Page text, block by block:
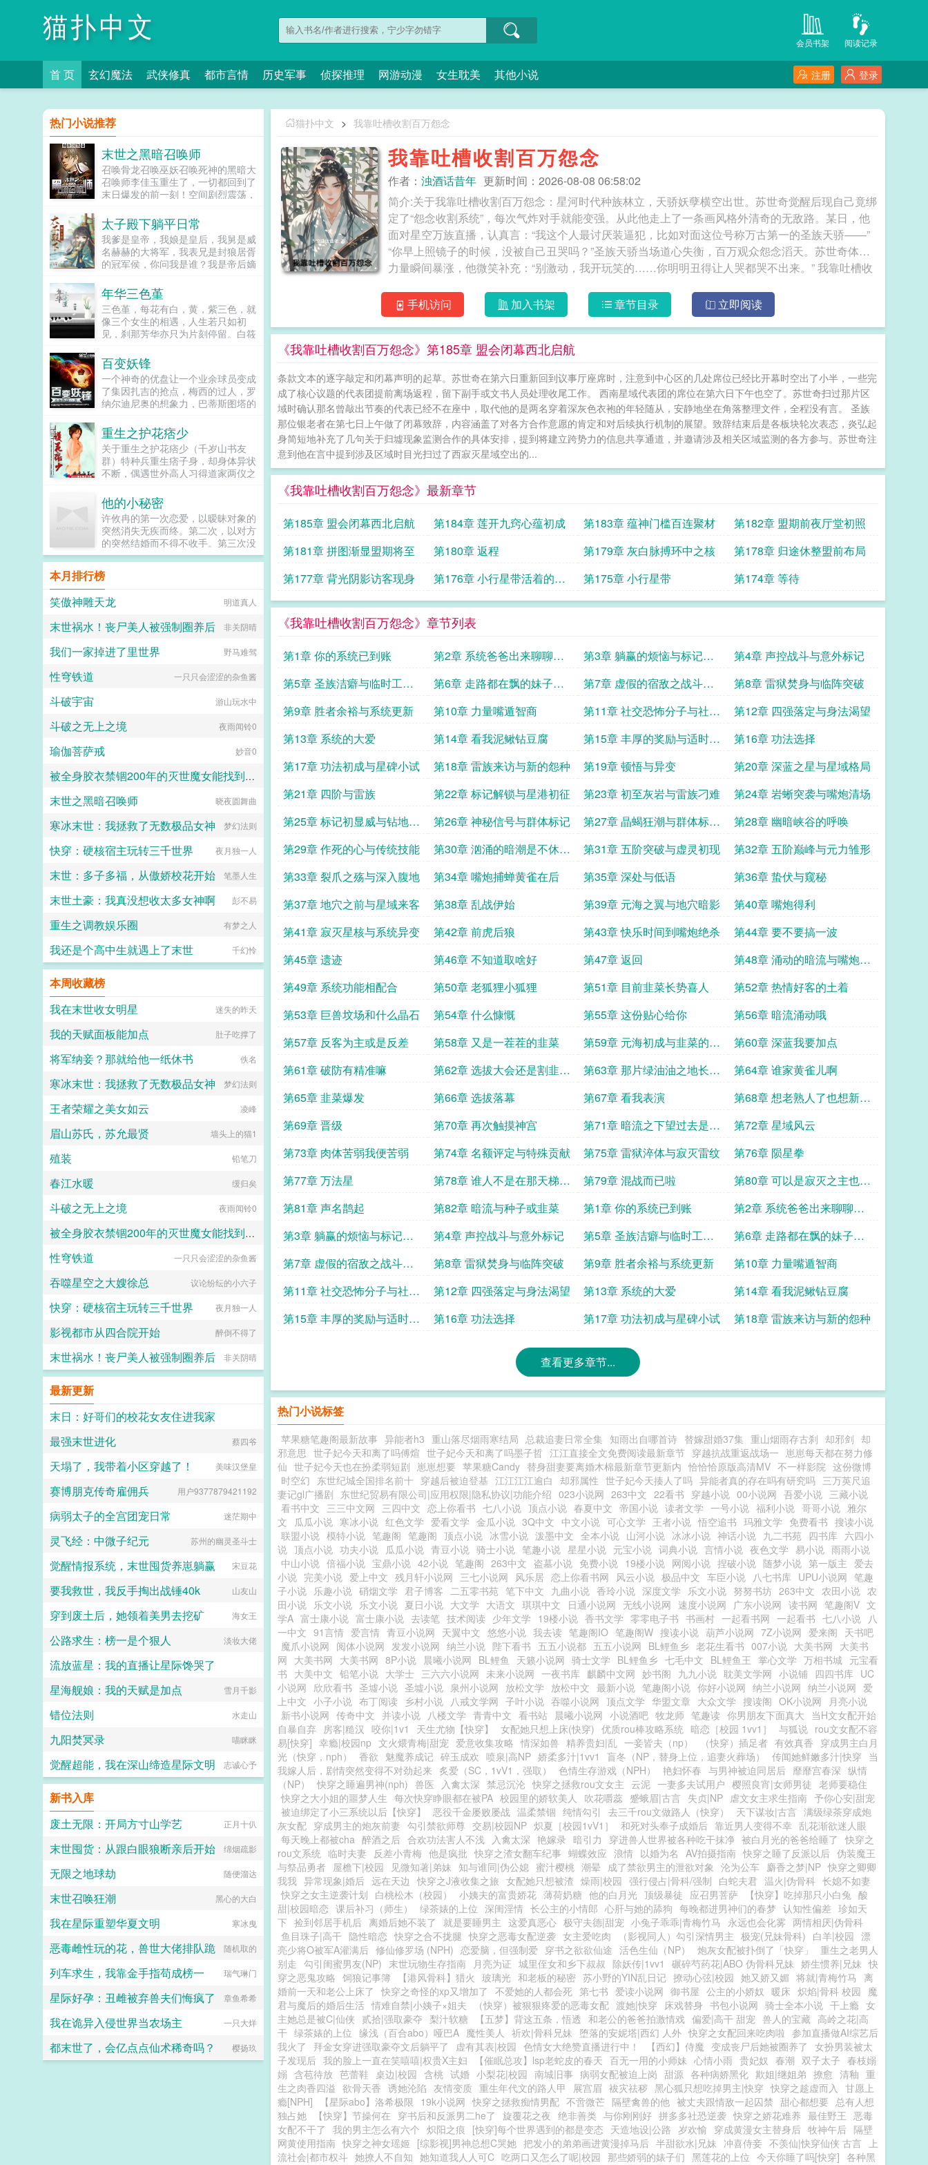
猫扑中文 阅读记录
会员书架
首 页 玄幻魔法 武侠修真 都市言情 历史军事 侦探推理 网游动漫 女生耽美 其他小说 登录
注册
猫扑中文 > 我靠吐槽收割百万怨念
我靠吐槽收割百万怨念
作者： 浊酒话昔年 更新时间：2026-08-08 06:58:02
简介:关于我靠吐槽收割百万怨念：星河时代种族林立，天骄妖孽横空出世。苏世奇觉醒后现自己竟绑
定了“怨念收割系统”，每次气炸对手就能变强。从此他走上了一条画风格外清奇的无敌路。某日，他
面对星空万族直播，认真言：“我这个人最讨厌装逼犯，比如对面这位号称万古第一的圣族天骄——”
“你早上照镜子的时候，没被自己丑哭吗？”圣族天骄当场道心失衡，百万观众怨念滔天。苏世奇体内
力量瞬间暴涨，他微笑补充：“别激动，我开玩笑的……你明明丑得让人哭都哭不出来。” 我靠吐槽收
手机访问
加入书架 章节目录 立即阅读
《我靠吐槽收割百万怨念》第185章 盟会闭幕西北启航
条款文本的逐字敲定和闭幕声明的起草。苏世奇在第六日重新回到议事厅座席时，注意到中心区的几处席位已经比开幕时空出了小半，一些完
成了核心议题的代表团提前离场返程，留下副手或文书人员处理收尾工作。 西南星域代表团的席位在第六日下午也空了。苏世奇扫过那片区
域时确认那名曾敲出节奏的代表已经不在座中，取代他的是两名穿着深灰色衣袍的年轻随从，安静地坐在角落整理文件，全程没有言。 圣族
那位银老者在第七日上午做了闭幕致辞，内容涵盖了对各方合作意愿的肯定和对后续执行机制的展望。致辞结束后是各板块轮次表态，炎弘起
身简短地补充了几句关于归墟现象监测合作的具体安排，提到将建立跨势力的信息共享通道，并邀请涉及相关区域监测的各方参与。苏世奇注
意到他在言中提到涉及区域时目光扫过了西寂灭星域空出的...
《我靠吐槽收割百万怨念》最新章节
第185章 盟会闭幕西北启航 第184章 莲开九窍心蕴初成 第183章 蕴神门槛百连聚材
第182章 盟期前夜厅堂初照
第181章 拼图渐显盟期将至
第180章 返程 第179章 灰白脉搏环中之核
第178章 归途休整盟前布局
第177章 背光阴影访客现身
第176章 小行星带活着的节
点
第175章 小行星带 第174章 等待
《我靠吐槽收割百万怨念》章节列表
第1章 你的系统已到账
第2章 系统爸爸出来聊聊人
生啊
第3章 躺赢的烦恼与标记初
体验
第4章 声控战斗与意外标记
第5章 圣族洁癖与临时工狂
喜
第6章 走路都在飘的妹子起
来重睡
第7章 虚假的宿敌之战斗嘲
讽
第8章 雷狱焚身与临阵突破
第9章 胜者余裕与系统更新
第10章 力量嘴遁智商
第11章 社交恐怖分子与社交
恐惧
第12章 四强落定与身法渴望
第13章 系统的大爱
第14章 看我泥鳅钻豆腐
第15章 丰厚的奖励与适时的
野望
第16章 功法选择
第17章 功法初成与星碑小试
第18章 雷族来访与新的怨种 第19章 顿悟与异变
第20章 深蓝之星与星域格局
第21章 四阶与雷族
第22章 标记解锁与星港初征 第23章 初至灰岩与雷族刁难
第24章 岩蜥突袭与嘴炮清场
第25章 标记初显威与钻地狂
魔
第26章 神秘信号与群体标记
第27章 晶蝎狂潮与群体标记
初显威
第28章 幽暗峡谷的呼唤
第29章 作死的心与传统技能
第30章 汹涌的暗潮是不休的
野望
第31章 五阶突破与虚灵初现
第32章 五阶巅峰与元力雏形
第33章 裂爪之殇与深入腹地
第34章 嘴炮捕蝉黄雀在后 第35章 深处与低语
第36章 蛰伏与窥秘
第37章 地穴之前与星域来客
第38章 乱战伊始 第39章 元海之翼与地穴暗影
第40章 嘴炮得利
第41章 寂灭星核与系统异变
第42章 前虎后狼 第43章 快乐时间到嘴炮绝杀
第44章 要不要搞一波
第45章 遗迹
第46章 不知道取啥好 第47章 返回
第48章 涌动的暗流与嘴炮的
期待
第49章 系统功能相配合 第50章 老狐狸小狐狸 第51章 目前韭菜长势喜人
第52章 热情好客的土着
第53章 巨兽坟场和什么晶石
第54章 什么慷慨 第55章 这份贴心给你
第56章 暗流涌动哦
第57章 反客为主或是反差
第58章 又是一茬茬的韭菜
第59章 元海初成与韭菜的自
我修养
第60章 深蓝我要加点
第61章 破防有精准嘛
第62章 选拔大会还是割韭菜
大会
第63章 那片绿油油之地长势
不错
第64章 谁家黄雀儿啊
第65章 韭菜爆发
第66章 选拔落幕 第67章 看我表演
第68章 想老熟人了也想新的
韭菜
第69章 晋级 第70章 再次触摸神宫
第71章 暗流之下望过去是一
片片的韭菜
第72章 星域风云
第73章 肉体苦弱我便苦弱
第74章 名额评定与特殊贡献 第75章 雷狱淬体与寂灭雷纹
第76章 陨星拳
第77章 万法星
第78章 谁人不是在那天梯上
行走
第79章 混战而已啦
第80章 可以是寂灭之主也可
以是星海之主
第81章 声名鹊起 第82章 暗流与种子或韭菜 第1章 你的系统已到账
第2章 系统爸爸出来聊聊人
生啊
第3章 躺赢的烦恼与标记初
体验
第4章 声控战斗与意外标记
第5章 圣族洁癖与临时工狂
喜
第6章 走路都在飘的妹子起
来重睡
第7章 虚假的宿敌之战斗嘲
讽
第8章 雷狱焚身与临阵突破 第9章 胜者余裕与系统更新
第10章 力量嘴遁智商
第11章 社交恐怖分子与社交
恐惧
第12章 四强落定与身法渴望 第13章 系统的大爱
第14章 看我泥鳅钻豆腐
第15章 丰厚的奖励与适时的
第16章 功法选择 第17章 功法初成与星碑小试 第18章 雷族来访与新的怨种
查看更多章节...
热门小说标签
苹果糖笔趣阁最新故事 异能者h3 重山落尽烟雨寒结局 总裁追妻日常全集 知雨出自哪首诗 替嫁甜婚37集 重山烟雨存古刹 却邪剑 却
邪意思 世子妃今天和离了吗傅煊 世子妃今天和离了吗墨子哲 江江直接全文免费阅读最新章节 穿越抗战重返战场一 崽崽每天都在努力修
仙 世子妃今天也在扮柔弱短剧 崽崽想要 苹果糖Candy 替身甜妻要离婚木棉最新章节更新内 恰恰恰原版高清MV 不一样影院 这份微博
时空幻 东世纪城全国排名前十 穿越后被迫登基 江江江江逾白 却邪属性 世子妃今天揍人了吗 异能者真的存在吗有研究吗 三万英尺追
妻记gl广播剧 东世纪贸易有限公司|应用权限|隐私协议|功能介绍 023小说网 263中文 22看书 穿越小说 00小说网 吾爱小说 三藏小说
看书中文 三三中文网 三四中文 恋上你看书 七八小说 顶点小说 春夏中文 帝国小说 读者文学 一号小说 福利小说 哥哥小说 雅尔
文
瓜瓜小说 寒冰小说 红色文学 爱看文学 金瓜小说 3Q中文 中文小说 可心文学 王者小说 悟空追书 玛雅文学 免费看书 搜读小说
联盟小说 模特小说 笔趣阁 笔趣阁 顶点小说 冰雪小说 泼墨中文 全本小说 山河小说 冰冰小说 神话小说 九二书苑 四书库 六四小
说 顶点小说 功夫小说 瓜瓜小说 青豆小说 骑士小说 笔趣小说 星星小说 元宝小说 词典小说 言情小说 夜色文学 易小说 雨雨小说
中山小说 倍福小说 宝鼎小说 42小说 笔趣阁 263中文 盗墓小说 免费小说 19楼小说 网阅小说 捏破小说 随梦小说 第一版主 爱去
小说 完美小说 爱上中文 残月轩小说网 三七小说网 风乐居 恋上你看书网 风云小说 极品中文 车臣小说 八七书库 UPU小说网 笔趣
子小说 乐趣小说 硝烟文学 君子博客 二五零书苑 笔下中文 九曲小说 香玲小说 深度文学 乐文小说 努努书坊 263中文 农田小说 农
田小说 乐文小说 乐文小说 夏日小说 大文学 大语文 琪琪中文 日通小说网 无线小说网 速度小说网 广东小说网 读书网 笔趣阁V 文
学A 富士康小说 富士康小说 去读笔 技术阅读 少年文学 19楼小说 香书文学 零零电子书 书画村 一起看书网 一起看书 七八小说 八
一中文 91言情 爱言情 青豆小说网 天翼中文 悠悠小说 我去读 笔趣阁IO 笔趣阁W 搜读小说 葫芦小说网 7Z小说网 爱来阁 天书吧
魔爪小说网 阅体小说网 发发小说网 纳兰小说 陛下看书 五五小说都 五五小说网 BL鲤鱼乡 老花生看书 007小说 大美书网 大美书
网 大美书网 大美书网 8P小说 晨曦小说网 BL鲤鱼 天籁小说网 骑士文学 BL鲤鱼乡 七毛中文 BL鲤鱼王 掌心文学 万相书城 元宝看
书 大美中文 铅笔小说 大学士 三六六小说网 未来小说网 一夜书库 麒麟中文网 妙书阁 九九小说 耽美文学网 小说铺 四四书库 UC
小说网 欣欣看书 圣墟小说 圣墟小说 泉州小说网 放松文学 放松中文 最新小说 笔趣阁小说 你好小说网 纳兰小说网 纳兰小说网 爱
上中文 小子小说 布丁阅读 乡村小说 八戒文学网 子叶小说 吞噬小说网 顶点文学 华盟文章 大众文学 搜读阁 OK小说网
月亮小说
新书小说网 传奇中文 并读小说 八楼文学 青青中文 看书站 晨曦小说网 小说酒吧 牧龙师 笔趣读 你男朋友下面真大 当H文女配开始
自暴自弃 房客|糙汉 咬你|1v1 天生尤物【快穿】 女配她只想上床(快穿) 优质rou棒攻略系统 暗恋［校园 1vv1］ 与狐说 rou文女配不容
易[快穿] 幸瘾|校园np 文火煨青梅|甜宠 爱意收集攻略 情深如兽 精养贵妇|乱 一妾皆夫（np） （快穿）插足者 有效真香 穿成男主白月
光（快穿，nph）
香欲 魅魔养成记 碎玉成欢 喷泉|高NP 娇柔多汁|1vv1 盲冬（NP，替身上位，追妻火葬场） 传闻她鲜嫩多汁|快穿 当
我嫁人后，剧情突然变得不对劲起来 炙爱（SC，1vV1，强取） 色情生存游戏（NPH） 艳妇怀春 与男神被迫同居后 靡靡宫春深 纵情
（NP）
快穿之睡遍男神(nph) 兽医 入禽太深 禁忌沉沦 快穿之拯救rou文女主 云泥 一妻多夫试用户 樱照良宵|女师男徒 老师要稳住
快穿之大小姐的噩梦人生 每次快穿睁眼都在被PA 校园里的娇软美人 吹花嚼蕊 蹙蛾眉|古言 失贞|NP 虐文女主求生指南 予你心安|甜宠
被迫绑定了小三系统以后【快穿】
恶役千金屡败屡战 温柔禁锢 纯情勾引 去三千rou文做路人（快穿） 天下谋妆|古言 满级绿茶穿成炮
灰女配 穿成男主的炮灰前妻 勾引禁欲师尊 交易|校园NP 炽夏［校园1vV1］ 和死对头奉子成婚后 靠近男人变得不幸 乱花渐欲迷人眼
每天晚上都被cha 醉酒之后 合欢功法害人不浅 入禽太深 艳嫁录 暗引力 穿进兽人世界被各种吃干抹净 被白月光的爸爸给睡了 快穿之
rou文系统 临时夫妻 反差小青梅 他是疯批 快穿之渣女翻车纪事 蝴蝶效应 浪情 以婚为名 AV拍摄指南 快穿之睡了反派以后 伪装魔王
与祭品勇者 屋檐下|校园 见微知著|弟妹 知与谁同|伪公媳 蜜汁樱桃 潮晕 成了禁欲男主的泄欲对象 沦为公车 麝香之梦|NP 快穿之卿卿
我我 异常现象|婚后 远在天边 快穿之J液收集之旅 女配她只想被渣 燥雨|校园 强行侵占|骨科/强制 白蛇夫君 温火|伪骨科 长媳不如妻
快穿之女主逆袭计划 白桃松木（校园） 小姨夫的富贵娇花 薄荷奶糖 他的白月光 顶级暴徒 应召男菩萨 【快穿】吃掉那只小白兔 酸
甜|校园暗恋 课后补习（师生） 绿茶婊的上位 深闺淫情 长公主的小情郎 心肝与她的舔狗 每晚都进男神们的春梦 认知性偏差 珍如天
下 捡到邻居手机后 离婚后她不装了 就是要睡男主 这爱真恶心 极守夫德|甜宠 小兔子乖乖|青梅竹马 永远也会化雾 两情相厌|伪骨科
鱼目珠子|高干 隐性暗恋 快穿之合不拢腿 快穿之恶毒女配逆袭 女主爱吃肉 （影视同人）勾引深情男主 极宠(兄妹骨科) 白羊|校园 漂
亮少将O被军A灌满后 修仙修罗场 (NPH) 恋爱脑，但强制爱 穿书之欲欲仙途 活色生仙（NP） 炮灰女配被扑倒了「快穿」
重生之老男人
别走 勾引闺蜜男友(NP) 末世玩物生存指南 月亮为证 城里侄女和乡下叔叔 除妖传|1vv1 碾碎芍药花|ABO 伪骨科兄妹 娇生惯养|兄妹 快
穿之恶鬼攻略 饲狼记事簿 【港风骨科】猎火 玻璃光 和老板的秘密 苏小野的YIN乱日记 撩动心弦|校园 她又娇又媚 将就|青梅竹马 离
婚前一天和老公上床了 快穿之奇怪的xp又增加了 不爱她的人都会死 第七书 爱读小说网 御书屋 公主的小娇奴 暖床 炽焰|骨科 校园 魔
君与魔后的婚后生活 情难自禁|小姨子×姐夫 （快穿）被狠狠疼爱的恶毒女配 渡她|快穿 床戏替身 书包小说网 骑士全本小说 干上瘾 女
主她总是被C|仙侠 贰拾|强取豪夺 梨汁软糖 【五梦】背这五条，悟透 和老公的爸爸拍激情戏 偏爱|高干 甜宠 兽人的宝藏 高岭之花|高
干 绿茶婊的上位 缘浅（百合abo）哑巴A 魔性美人 祈欢|骨科兄妹 堕落的安妮塔|西幻 人外 快穿之女配回来吃肉啦 参加直播做AI综艺后
我火了
拜金女穿进强取豪夺文后躺平了 虚有其表|校园 色情女大绝赞直播进行中！ 【西幻】侍魔 变成丧尸后她被圈养了 女扮男装被太
子发现后 我的脸上一直在笑嘻嘻|权贵X主妇 【催眠总攻】lsp老蛇皮的春天 百无一用的小师妹 心情小雨 贵妃奴 春潮 双子太子 春枝嫋
嫋 含苞待放 芭蕾鞋 桌边|校园 含桃 试婚 小梨花|校园 南城旧事 病弱女配被迫上岗 甜源 各种病娇黑化 欺姐|继姐弟 撩愈 清釉 重
生之肉香四溢 欲骨天香 诱她沦陷 友情变质 重生年代文的路人甲 展宫眉 袚灾祛秽 黑心狐只想吃掉男主|快穿 快穿之趁虚而入 甘愿上
瘾[NPH]
【星际abo】洛希极限 19k小说网 快穿之拯救痴情男配 不啻微芒 隔壁禽兽的他 被丈夫跟情敌一起囚禁 甜心都想要 总有人想
独占她
【快穿】节操何在 穿书后和反派男二he了 旋覆花之夜 绝非善类 与你刚刚好 拼多多社恐逆袭 快穿之娇花难养 最佳野王 恶毒
女配不干了 我的男主怎么有六个 炽阳之痕 [快穿]每个世界遇到的都是变态 天造地设|公路 岁欢愉 穿成黄漫女主替身后 牧神午后 隔壁
网黄使用指南 快穿之神女瑶姬 [综影视]男神总想C哭她 把发小的弟弟画进黄漫掉马后 半甜欲水|兄妹 冲喜侍妾 不羡仙|快穿仙侠 古言
上
流社会|都市权斗 她撩人不自知 她知道我人人可C 吃两口又怎么了呢|校园 那些娇弱的婊子们 黑莲花的上位 今天你睡了吗[快穿] 各种黑
热门小说推荐
末世之黑暗召唤师
召唤骨龙召唤巫妖召唤死神的黑暗大
召唤师李佳玉重生了，一切都回到了
末日爆发的前一刻！空间剧烈震荡，
隙，顷刻之间，虫族尸族的汪洋大军
席卷地球，人类文明岌岌可危，生死
一线！心灵尚未被污...
太子殿下躺平日常
我爹是皇帝，我娘是皇后，我舅是威
名赫赫的大将军，我表兄是封狼居胥
的冠军侯，你问我是谁？我是帝后嫡
啊。我掐指一算好像没当皇帝。我掐
指再算多做多错，尸骨全无。不做不
错，...
年华三色堇
三色堇，每花有白，黄，紫三色，就
像三个女生的相遇，人生若只如初
见，刹那芳华亦只为片刻停留。白筱
的生活造成了持久的影响，乔宇的相
伴，在她内心激起了怎样的涟漪？黄
安奕，活泼，开朗。但妈妈长期的错
误教育方式，歇斯底里的争吵，她选
择了什么样的未来？紫迟央，博学，
敏感脆弱的心，她的未来，何去何
从？年华三色堇，当她们相遇，人生
的轨迹不再顺从那青春的过往，不为
盛宴，只为祭奠...
百变妖锋
一个神奇的优盘让一个业余球员变成
了集因扎吉的抢点，梅西的过人，罗
纳尔迪尼奥的想象力，巴蒂斯图塔的
锋。百变妖锋书友群336837432百
变妖锋铁杆群118285871小说关键
词百变妖锋无弹窗百变妖锋txt全集下
载百变妖锋最新章节阅读...
重生之护花痞少
关于重生之护花痞少（千岁山书友
群）特种兵重生痞子身，却身体异状
不断，偶遇世外高人习得道家两仪之
人人为我我为人人的原则，助人为乐
的高尚情操，满足各色美女。天哥为
什么他们都打不过你？那是因为我会
太极。天哥为什么你能满足我们这么
多姐妹？那是因为无极生太极，太极
生两仪，两仪即阴阳，以阴补阳，以
阳御阴。...
他的小秘密
许攸冉的第一次恋爱，以暧昧对象的
突然消失无疾而终。第二次，以对方
的突然结婚而不得不收手。第三次没
有第三次，许攸冉直接结婚了。所以
许攸冉心里有个小秘密，她没谈过恋
爱。反观她的丈夫秦楚，三天两头靠
实力以各种绯闻上头条。许攸冉想象
中的婚后生活斗小三，赚钱，以及开
的是，秦楚心里也有一个秘密他表面
手就是让她英年早婚。貌美如花大小
疯狂暗示他在现代当王爷（醋王）...
本月排行榜
笑傲神雕天龙
明道真人
末世祸水！丧尸美人被强制圈养后 非关阴晴
我们一家掉进了里世界 野马难驾
性穹铁道 一只只会涩涩的杂鱼酱
斗破宇宙 游山玩水中
斗破之无上之境 夜雨闻铃0
瑜伽菩萨戒 妙音0
被全身胶衣禁锢200年的灭世魔女能找到救赎吗？
小鹿斑比
末世之黑暗召唤师 晓夜圆舞曲
寒冰末世：我拯救了无数极品女神 梦幻法则
快穿：硬核宿主玩转三千世界 夜月独一人
末世：多子多福，从傲娇校花开始 笔墨人生
末世土豪：我真没想收太多女神啊 彭不易
重生之调教娱乐圈 有梦之人
我还是个高中生就遇上了末世 千幻怜
本周收藏榜
我在末世收女明星
迷失的昨天
我的天赋面板能加点 肚子吃撑了
将军纳妾？那就给他一纸休书 佚名
寒冰末世：我拯救了无数极品女神 梦幻法则
王者荣耀之美女如云 凌峰
眉山苏氏，苏允最贤 墙头上的猫1
殖装 铅笔刀
春江水暖 缓归矣
斗破之无上之境 夜雨闻铃0
被全身胶衣禁锢200年的灭世魔女能找到救赎吗？
小鹿斑比
性穹铁道 一只只会涩涩的杂鱼酱
吞噬星空之大嫂徐总 议论纷纭的小六子
快穿：硬核宿主玩转三千世界 夜月独一人
影视都市从四合院开始 醉倒不得了
末世祸水！丧尸美人被强制圈养后 非关阴晴
最新更新
末日：好哥们的校花女友住进我家
芊芊细雨柠檬花开
最强末世进化 蔡四爷
天塌了，我带着小区穿越了！ 美味汉堡皇
赛博朋克传奇雇佣兵 用户9377879421192
病弱太子的全宫团宠日常 迷茫期中
灵飞经：中微子纪元 苏州的幽灵圣斗士
觉醒情报系统，末世囤货养崽躺赢 宋豆花
要我救世，我反手掏出战锤40k 山友山
穿到废土后，她领着美男去挖矿 海女王
公路求生：榜一是个狠人 淡妆大佬
流放蓝星：我的直播让星际馋哭了
九光十色的美羊羊
星海舰娘：我的天赋是加点 雪月千影
错位法则 水走山
九阳焚冥录 喵眯眯
觉醒超能，我在深山缔造星际文明 志诚心予
新书入库
废土无限：开局方寸山学艺
正月十仈
末世囤货：从跟白眼狼断亲后开始 绵烟疏影
无限之地球劫 随便溜达
末世召唤狂潮 黑心的大白
我在星际重塑华夏文明 寒冰曳
恶毒雌性玩的花，兽世大佬排队跪 随机取的
列车求生，我靠金手指苟成榜一 瑞气琳门
星际好孕：丑雌被弃兽夫们悔疯了 章鱼希希
我在诡异入侵世界当农场主 一只大烊
都末世了，会亿点点仙术稀奇吗？ 樱扬玖